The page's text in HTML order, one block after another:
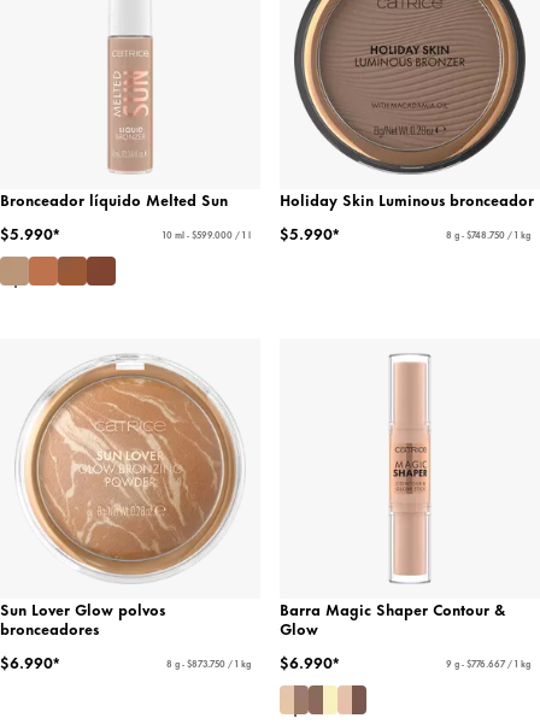
Bronceador líquido Melted Sun
$5.990*
10 ml - $599.000 / 1 l
Holiday Skin Luminous bronceador
$5.990*
8 g - $748.750 / 1 kg
Sun Lover Glow polvos
bronceadores
$6.990*
8 g - $873.750 / 1 kg
Barra Magic Shaper Contour &
Glow
$6.990*
9 g - $776.667 / 1 kg